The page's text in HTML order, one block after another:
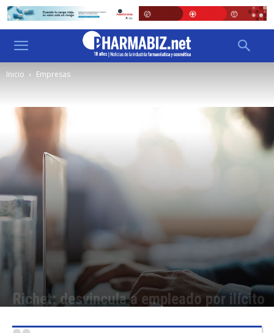
Inicio Empresas
Richet: desvincula a empleado por ilícito